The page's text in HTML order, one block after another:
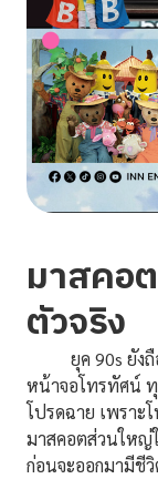
มาสคอ
ตัวจริง
ยุค 90s ยังถือว่
หน้าจอโทรทัศน์ ทุ
โปรดฉาย เพราะ
มาสคอตส่วนใหญ่
ก่อนจะออกมามีชี